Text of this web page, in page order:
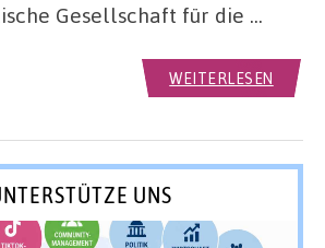
Gesellschaft für die …
WEITERLESEN
UNS